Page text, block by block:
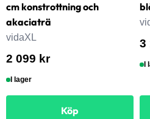
cm konstrottning och
akaciaträ
vidaXL
2 099 kr
I lager
Köp
3